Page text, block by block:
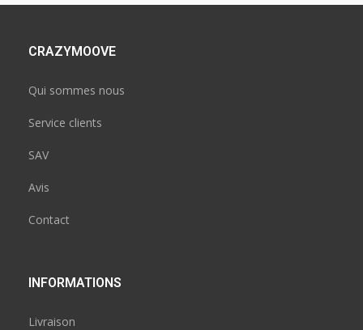
CRAZYMOOVE
Qui sommes nous
Service clients
SAV
Avis
Contact
INFORMATIONS
Livraison